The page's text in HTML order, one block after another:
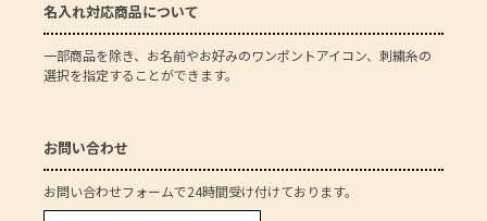
名入れ対応商品について
一部商品を除き、お名前やお好みのワンポントアイコン、刺繍糸の
選択を指定することができます。
お問い合わせ
お問い合わせフォームで24時間受け付けております。